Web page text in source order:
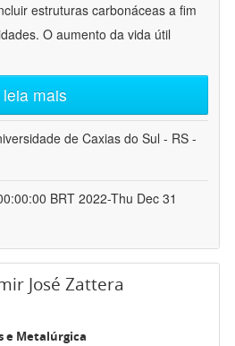
estruturas carbonáceas a fim
O aumento da vida útil
leia mais
de Caxias do Sul - RS -
BRT 2022-Thu Dec 31
José Zattera
e Metalúrgica